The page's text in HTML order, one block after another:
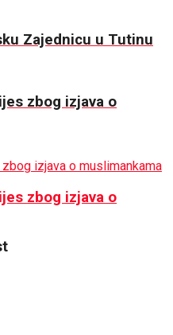
Zajednicu u Tutinu
zbog izjava o
zbog izjava o